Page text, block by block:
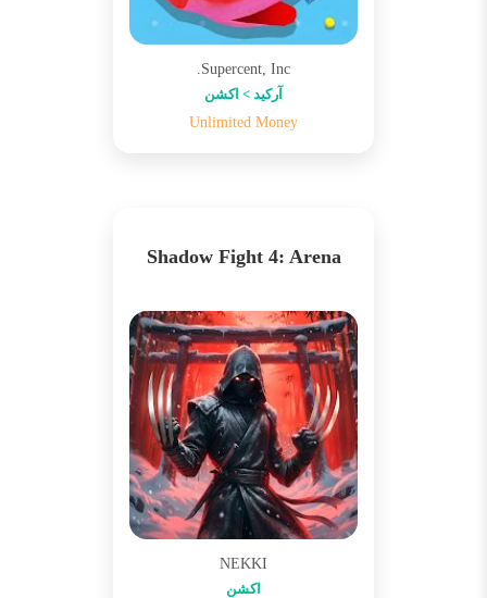
Supercent, Inc.
آرکید > اکشن
Unlimited Money
Shadow Fight 4: Arena
NEKKI
اکشن